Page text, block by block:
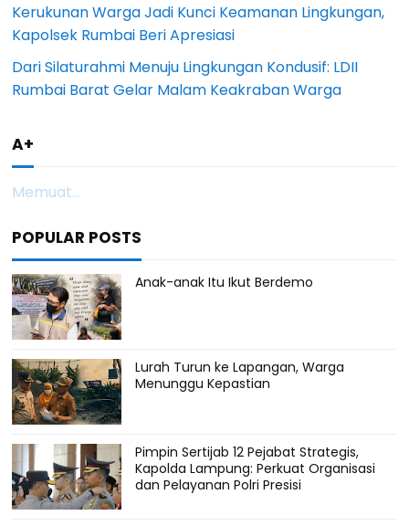
Kerukunan Warga Jadi Kunci Keamanan Lingkungan,
Kapolsek Rumbai Beri Apresiasi
Dari Silaturahmi Menuju Lingkungan Kondusif: LDII
Rumbai Barat Gelar Malam Keakraban Warga
A+
Memuat...
POPULAR POSTS
Anak-anak Itu Ikut Berdemo
Lurah Turun ke Lapangan, Warga
Menunggu Kepastian
Pimpin Sertijab 12 Pejabat Strategis,
Kapolda Lampung: Perkuat Organisasi
dan Pelayanan Polri Presisi